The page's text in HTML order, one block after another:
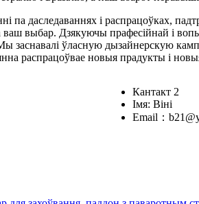
па даследаваннях і распрацоўках,
ваш выбар. Дзякуючы прафесійнай і
заснавалі ўласную дызайнерскую
распрацоўвае новыя прадукты і
Кантакт 2
Імя: Віні
Email：